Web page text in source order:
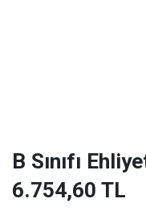
B Sınıfı
6.754,60 TL